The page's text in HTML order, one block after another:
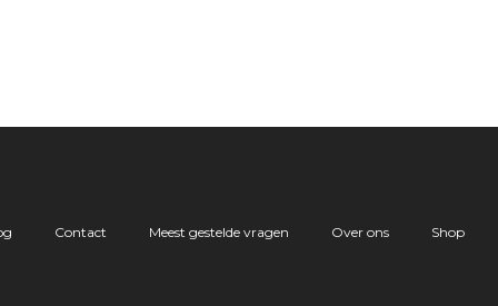
Contact Meest gestelde vragen Over ons Shop